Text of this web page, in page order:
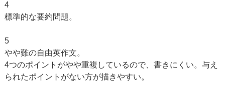
4
標準的な要約問題。
5
やや難の自由英作文。
4つのポイントがやや重複しているので、書きにくい。与え
られたポイントがない方が描きやすい。